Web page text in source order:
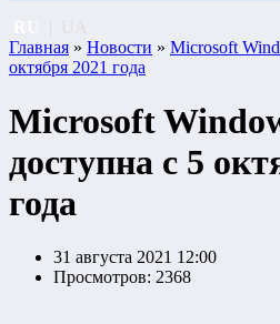
Главная » Новости » Microsoft
октября 2021 года
Microsoft
доступна с 5
года
31 августа 2021 12:00
Просмотров: 2368